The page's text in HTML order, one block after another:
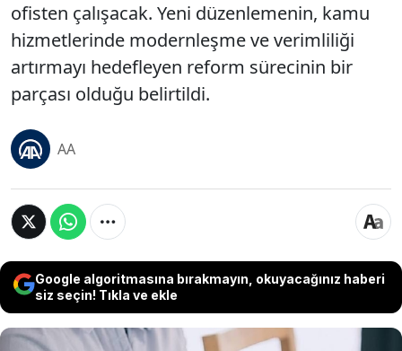
ofisten çalışacak. Yeni düzenlemenin, kamu
hizmetlerinde modernleşme ve verimliliği
artırmayı hedefleyen reform sürecinin bir
parçası olduğu belirtildi.
AA
Google algoritmasına bırakmayın, okuyacağınız haberi
siz seçin! Tıkla ve ekle